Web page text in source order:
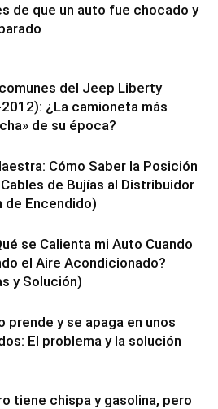
de que un auto fue chocado y
del Jeep Liberty
¿La camioneta más
de su época?
Cómo Saber la Posición
de Bujías al Distribuidor
de Encendido)
se Calienta mi Auto Cuando
el Aire Acondicionado?
y Solución)
prende y se apaga en unos
El problema y la solución
tiene chispa y gasolina, pero